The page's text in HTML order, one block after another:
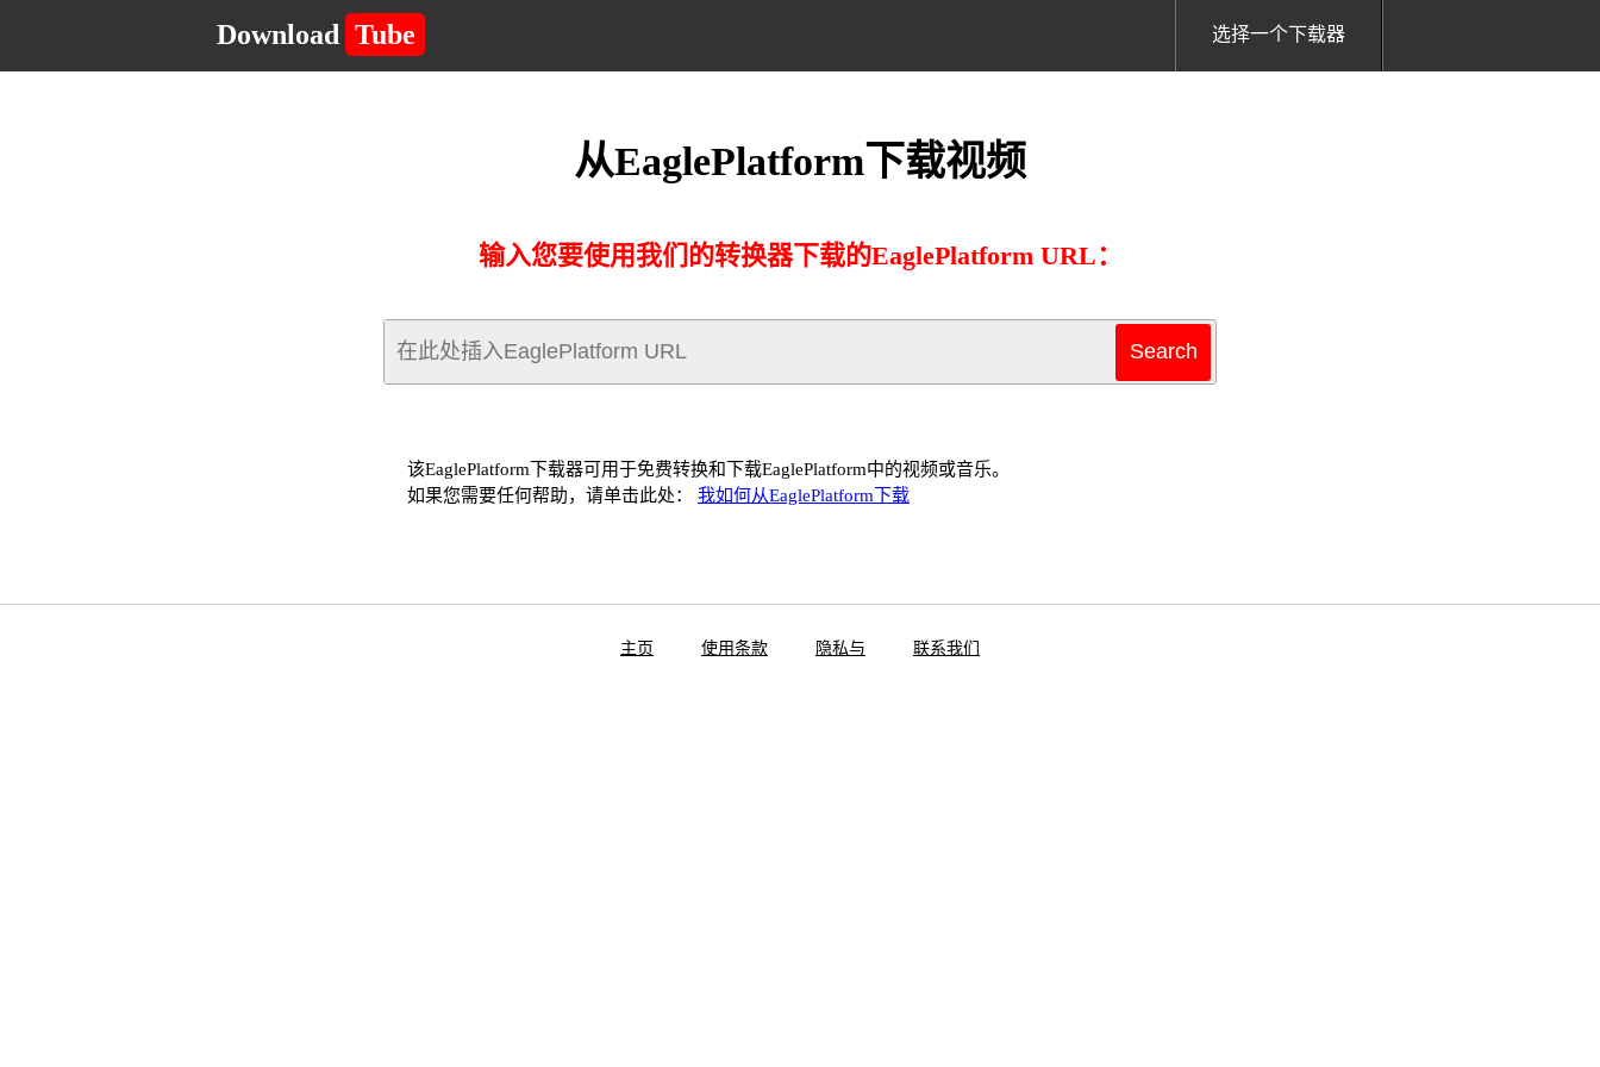
Download Tube 选择一个下载器
从EaglePlatform下载视频
输入您要使用我们的转换器下载的EaglePlatform URL：
该EaglePlatform下载器可用于免费转换和下载EaglePlatform中的视频或音乐。
如果您需要任何帮助，请单击此处： 我如何从EaglePlatform下载
主页 使用条款 隐私与 联系我们